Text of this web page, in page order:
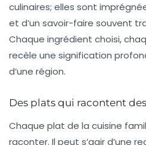
culinaires; elles sont
et d’un savoir-faire souvent
Chaque ingrédient choisi,
recèle une signification
d’une région.
Des plats qui racontent
Chaque plat de la cuisine
raconter. Il peut s’agir d’une